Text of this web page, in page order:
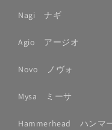
Nagi ナギ
Agio アージオ
Novo ノヴォ
Mysa ミーサ
Hammerhead ハンマ